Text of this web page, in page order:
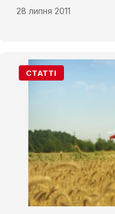
28 липня 2011
СТАТТІ